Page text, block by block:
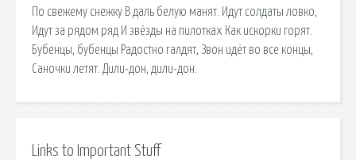
По свежему снежку В даль белую манят. Идут солдаты ловко,
Идут за рядом ряд И звёзды на пилотках Как искорки горят.
Бубенцы, бубенцы Радостно галдят, Звон идёт во все концы,
Саночки летят. Дили-дон, дили-дон.
Links to Important Stuff